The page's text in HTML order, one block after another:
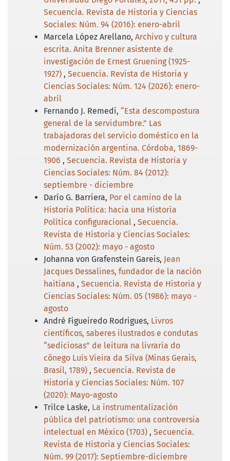
Secuencia. Revista de Historia y Ciencias
Sociales: Núm. 94 (2016): enero-abril
Marcela López Arellano, Archivo y cultura
escrita. Anita Brenner asistente de
investigación de Ernest Gruening (1925-
1927) , Secuencia. Revista de Historia y
Ciencias Sociales: Núm. 124 (2026): enero-
abril
Fernando J. Remedi, “Esta descompostura
general de la servidumbre.” Las
trabajadoras del servicio doméstico en la
modernización argentina. Córdoba, 1869-
1906 , Secuencia. Revista de Historia y
Ciencias Sociales: Núm. 84 (2012):
septiembre - diciembre
Darío G. Barriera, Por el camino de la
Historia Política: hacia una Historia
Política configuracional , Secuencia.
Revista de Historia y Ciencias Sociales:
Núm. 53 (2002): mayo - agosto
Johanna von Grafenstein Gareis, Jean
Jacques Dessalines, fundador de la nación
haitiana , Secuencia. Revista de Historia y
Ciencias Sociales: Núm. 05 (1986): mayo -
agosto
André Figueiredo Rodrigues, Livros
científicos, saberes ilustrados e condutas
“sediciosas” de leitura na livraria do
cônego Luís Vieira da Silva (Minas Gerais,
Brasil, 1789) , Secuencia. Revista de
Historia y Ciencias Sociales: Núm. 107
(2020): Mayo-agosto
Trilce Laske, La instrumentalización
pública del patriotismo: una controversia
intelectual en México (1703) , Secuencia.
Revista de Historia y Ciencias Sociales:
Núm. 99 (2017): Septiembre-diciembre